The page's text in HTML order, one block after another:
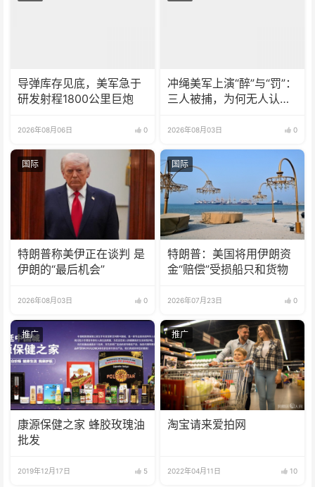
导弹库存见底，美军急于
研发射程1800公里巨炮
2026年08月06日 0
冲绳美军上演“醉”与“罚”：
三人被捕，为何无人认
2026年08月03日 0
国际
特朗普称美伊正在谈判 是
伊朗的“最后机会”
2026年08月03日 0
国际
特朗普：美国将用伊朗资
金“赔偿”受损船只和货物
2026年07月23日 0
推广
康源保健之家 蜂胶玫瑰油
批发
2019年12月17日 5
推广
淘宝请来爱拍网
2022年04月11日 10